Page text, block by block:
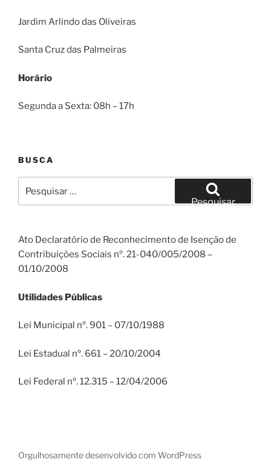
Jardim Arlindo das Oliveiras
Santa Cruz das Palmeiras
Horário
Segunda a Sexta: 08h – 17h
BUSCA
por:
Pesquisar
Ato Declaratório de Reconhecimento de Isenção de
Contribuições Sociais nº. 21-040/005/2008 –
01/10/2008
Utilidades Públicas
Lei Municipal nº. 901 – 07/10/1988
Lei Estadual nº. 661 – 20/10/2004
Lei Federal nº. 12.315 – 12/04/2006
Orgulhosamente desenvolvido com WordPress